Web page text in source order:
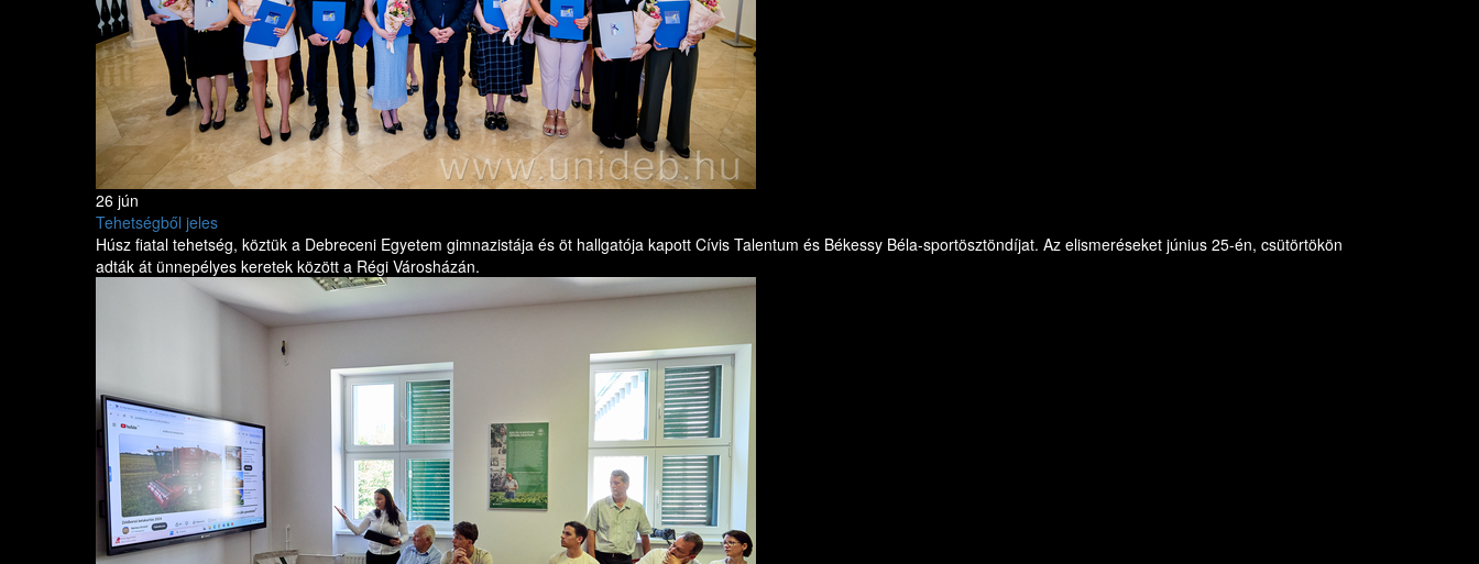
26 jún
Tehetségből jeles
Húsz fiatal tehetség, köztük a Debreceni Egyetem gimnazistája és öt hallgatója kapott Cívis Talentum és Békessy Béla-sportösztöndíjat. Az elismeréseket június 25-én, csütörtökön
adták át ünnepélyes keretek között a Régi Városházán.